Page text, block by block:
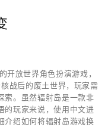
放世界角色扮演游戏，
战后的废土世界，玩家需
索。虽然辐射岛是一款非
的玩家来说，使用中文进
介绍如何将辐射岛游戏换